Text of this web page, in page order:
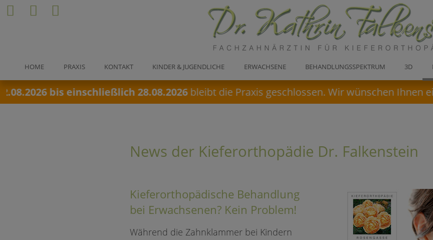
HOME PRAXIS KONTAKT KINDER & JUGENDLICHE ERWACHSENE BEHANDLUNGSSPEKTRUM 3D
bis einschließlich 28.08.2026bleibt die Praxis geschlossen. Wir wünschen Ihnen
News der Kieferorthopädie Dr. Falkenstein
Kieferorthopädische Behandlung
bei Erwachsenen? Kein Problem!
Während die Zahnklammer bei Kindern